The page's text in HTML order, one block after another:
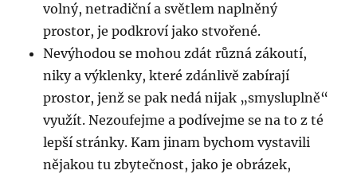
volný, netradiční a světlem naplněný
prostor, je podkroví jako stvořené.
Nevýhodou se mohou zdát různá zákoutí,
niky a výklenky, které zdánlivě zabírají
prostor, jenž se pak nedá nijak „smysluplně“
využít. Nezoufejme a podívejme se na to z té
lepší stránky. Kam jinam bychom vystavili
nějakou tu zbytečnost, jako je obrázek,